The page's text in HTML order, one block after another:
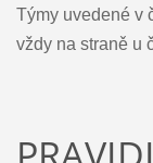
Týmy uvedené v
vždy na straně u